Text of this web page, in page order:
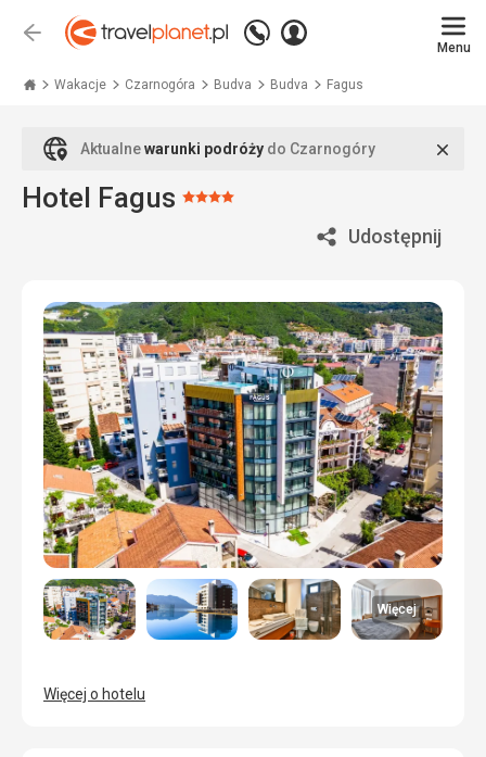
Wstecz
Zadzwoń
+48
771
Zaloguj
Menu
Wakacje Czarnogóra Budva Budva Fagus
Aktualnewarunki podróży do Czarnogóry
Hotel Fagus Ocena:
Udostępnij
Więcej
Więcej o hotelu